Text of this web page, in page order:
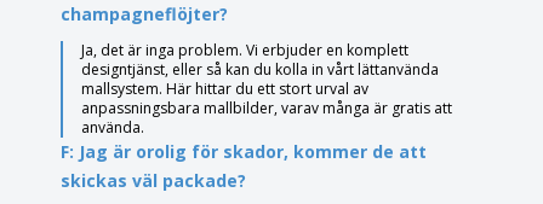
champagneflöjter?
Ja, det är inga problem. Vi erbjuder en komplett
designtjänst, eller så kan du kolla in vårt lättanvända
mallsystem. Här hittar du ett stort urval av
anpassningsbara mallbilder, varav många är gratis att
använda.
F: Jag är orolig för skador, kommer de att
skickas väl packade?